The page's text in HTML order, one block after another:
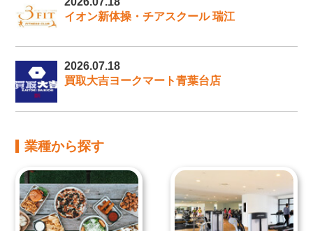
イオン新体操・チアスクール 瑞江
2026.07.18
買取大吉ヨークマート青葉台店
業種から探す